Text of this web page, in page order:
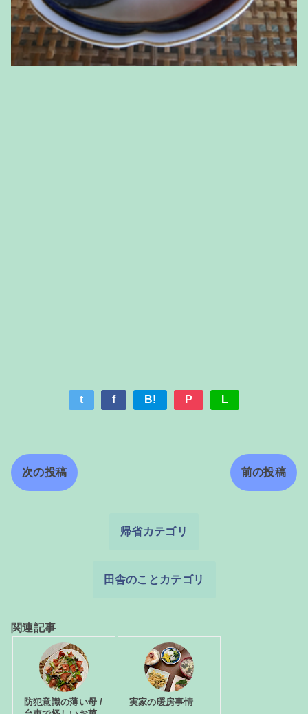
t f B! P L
次の投稿 前の投稿
帰省カテゴリ
田舎のことカテゴリ
関連記事
防犯意識の薄い母 /
実家の暖房事情